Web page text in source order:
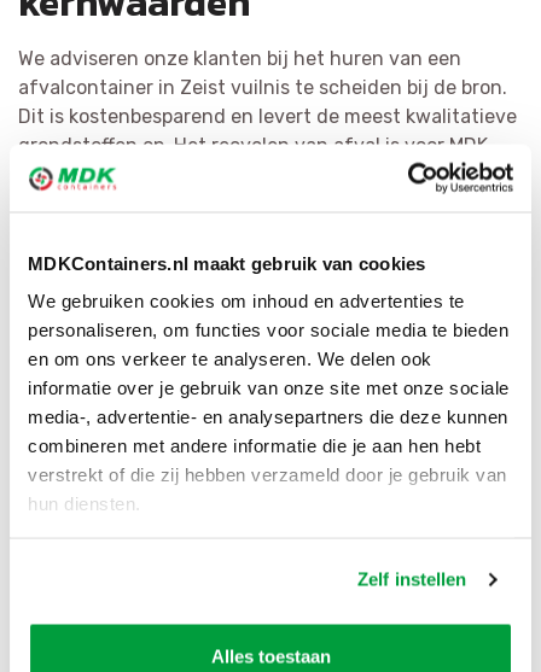
MDKContainers.nl maakt gebruik van cookies
We gebruiken cookies om inhoud en advertenties te
personaliseren, om functies voor sociale media te bieden
en om ons verkeer te analyseren. We delen ook
informatie over je gebruik van onze site met onze sociale
media-, advertentie- en analysepartners die deze kunnen
combineren met andere informatie die je aan hen hebt
verstrekt of die zij hebben verzameld door je gebruik van
hun diensten.
Zelf instellen
Alles toestaan
We adviseren onze klanten bij het huren van een
afvalcontainer in Zeist vuilnis te scheiden bij de bron.
Dit is kostenbesparend en levert de meest kwalitatieve
grondstoffen op. Het recyclen van afval is voor MDK
Containers erg belangrijk. We scheiden vuilnis zo
ons grote netwerk hebben wij voor elke afvalsoort de
geschikte bestemming.
Bestel direct je container
Snelle levering